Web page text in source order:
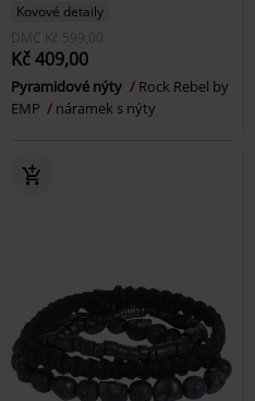
Kovové detaily
DMC
Kč 599,00
Kč 409,00
Pyramidové nýty
Rock Rebel by
EMP
náramek s nýty